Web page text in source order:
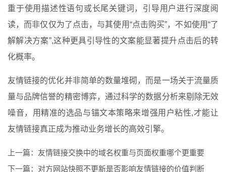
重于使用描述性语句或长尾关键词，引导用户进行深度阅
读，而非仅仅为了点击，与其使用“点击购买”，不如使用“了
解解决方案”,这种更具引导性的文案能显著提升点击后的转
化概率。
友情链接的优化并非简单的数量堆砌，而是一场关于流量质
量与品牌信誉的精密博弈，通过科学的数据分析来剔除无效
噪音，用精准的选品与锚文本策略来增强用户粘性,才能让
友情链接真正成为推动业务增长的高效引擎。
上一篇： 友情链接交换中的域名权重与页面权重哪个更重要
下一篇： 对方网站快照不更新是否影响友情链接的价值判断